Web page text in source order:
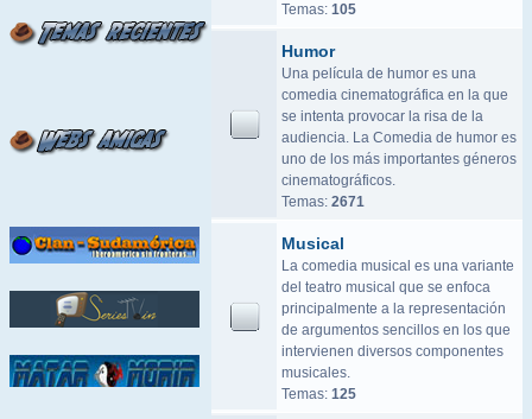
Temas: 105
Humor
Una película de humor es una
comedia cinematográfica en la que
se intenta provocar la risa de la
audiencia. La Comedia de humor es
uno de los más importantes géneros
cinematográficos.
Temas: 2671
Musical
La comedia musical es una variante
del teatro musical que se enfoca
principalmente a la representación
de argumentos sencillos en los que
intervienen diversos componentes
musicales.
Temas: 125